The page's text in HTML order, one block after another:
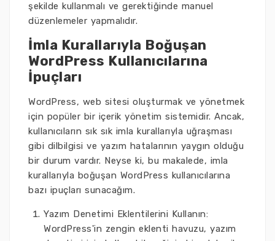
şekilde kullanmalı ve gerektiğinde manuel
düzenlemeler yapmalıdır.
İmla Kurallarıyla Boğuşan
WordPress Kullanıcılarına
İpuçları
WordPress, web sitesi oluşturmak ve yönetmek
için popüler bir içerik yönetim sistemidir. Ancak,
kullanıcıların sık sık imla kurallarıyla uğraşması
gibi dilbilgisi ve yazım hatalarının yaygın olduğu
bir durum vardır. Neyse ki, bu makalede, imla
kurallarıyla boğuşan WordPress kullanıcılarına
bazı ipuçları sunacağım.
Yazım Denetimi Eklentilerini Kullanın:
WordPress'in zengin eklenti havuzu, yazım